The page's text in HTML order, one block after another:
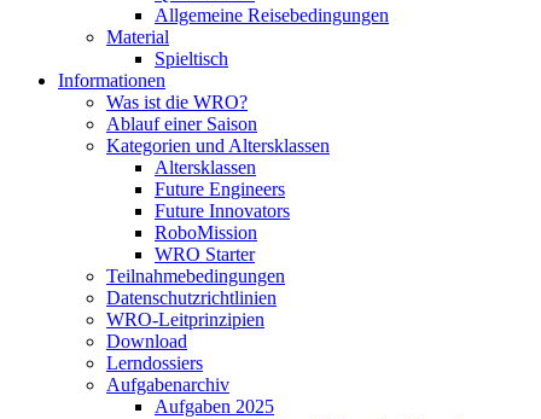
Allgemeine Reisebedingungen
Material
Spieltisch
Informationen
Was ist die WRO?
Ablauf einer Saison
Kategorien und Altersklassen
Altersklassen
Future Engineers
Future Innovators
RoboMission
WRO Starter
Teilnahmebedingungen
Datenschutzrichtlinien
WRO-Leitprinzipien
Download
Lerndossiers
Aufgabenarchiv
Aufgaben 2025